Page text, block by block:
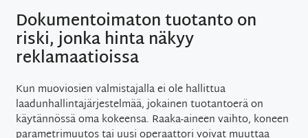
Dokumentoimaton tuotanto on
riski, jonka hinta näkyy
reklamaatioissa
Kun muoviosien valmistajalla ei ole hallittua
laadunhallintajärjestelmää, jokainen tuotantoerä on
käytännössä oma kokeensa. Raaka-aineen vaihto, koneen